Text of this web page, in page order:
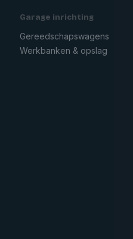
Garage inrichting
Gereedschapswagens
Werkbanken & opslag